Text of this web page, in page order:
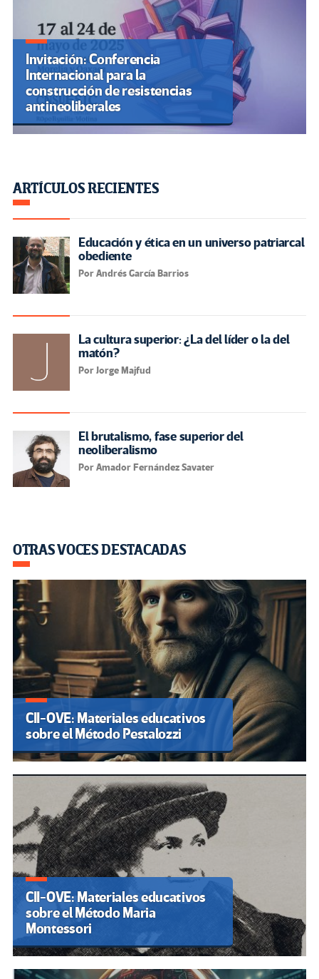
Invitación: Conferencia
Internacional para la
construcción de resistencias
antineoliberales
ARTÍCULOS RECIENTES
Educación y ética en un universo patriarcal
obediente
Por Andrés García Barrios
La cultura superior: ¿La del líder o la del
matón?
Por Jorge Majfud
El brutalismo, fase superior del
neoliberalismo
Por Amador Fernández Savater
OTRAS VOCES DESTACADAS
CII-OVE: Materiales educativos
sobre el Método Pestalozzi
CII-OVE: Materiales educativos
sobre el Método Maria
Montessori